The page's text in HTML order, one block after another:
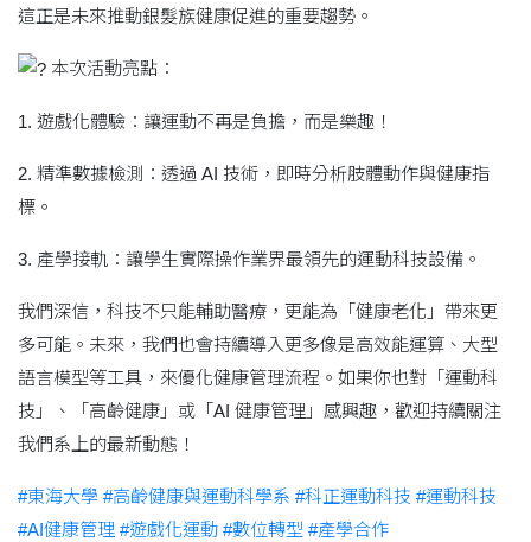
這正是未來推動銀髮族健康促進的重要趨勢。
本次活動亮點：
1. 遊戲化體驗：讓運動不再是負擔，而是樂趣！
2. 精準數據檢測：透過 AI 技術，即時分析肢體動作與健康指
標。
3. 產學接軌：讓學生實際操作業界最領先的運動科技設備。
我們深信，科技不只能輔助醫療，更能為「健康老化」帶來更
多可能。未來，我們也會持續導入更多像是高效能運算、大型
語言模型等工具，來優化健康管理流程。如果你也對「運動科
技」、「高齡健康」或「AI 健康管理」感興趣，歡迎持續關注
我們系上的最新動態！
#東海大學 #高齡健康與運動科學系 #科正運動科技 #運動科技
#AI健康管理 #遊戲化運動 #數位轉型 #產學合作